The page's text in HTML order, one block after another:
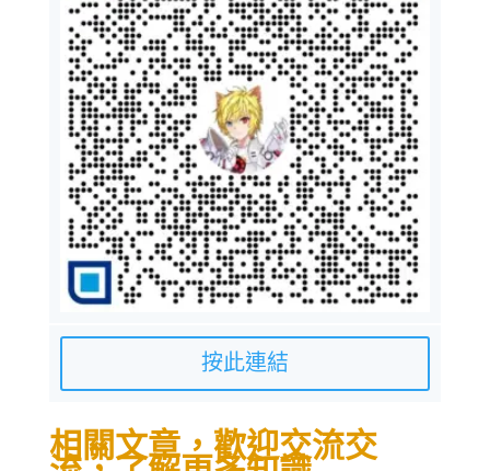
按此連結
相關文章，歡迎交流交